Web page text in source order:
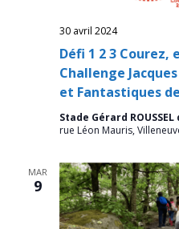
Défi 1 2 3 Courez,
Challenge Jacques
et Fantastiques
30 avril 2024
Stade Gérard
rue Léon Mauris,
MAR
9